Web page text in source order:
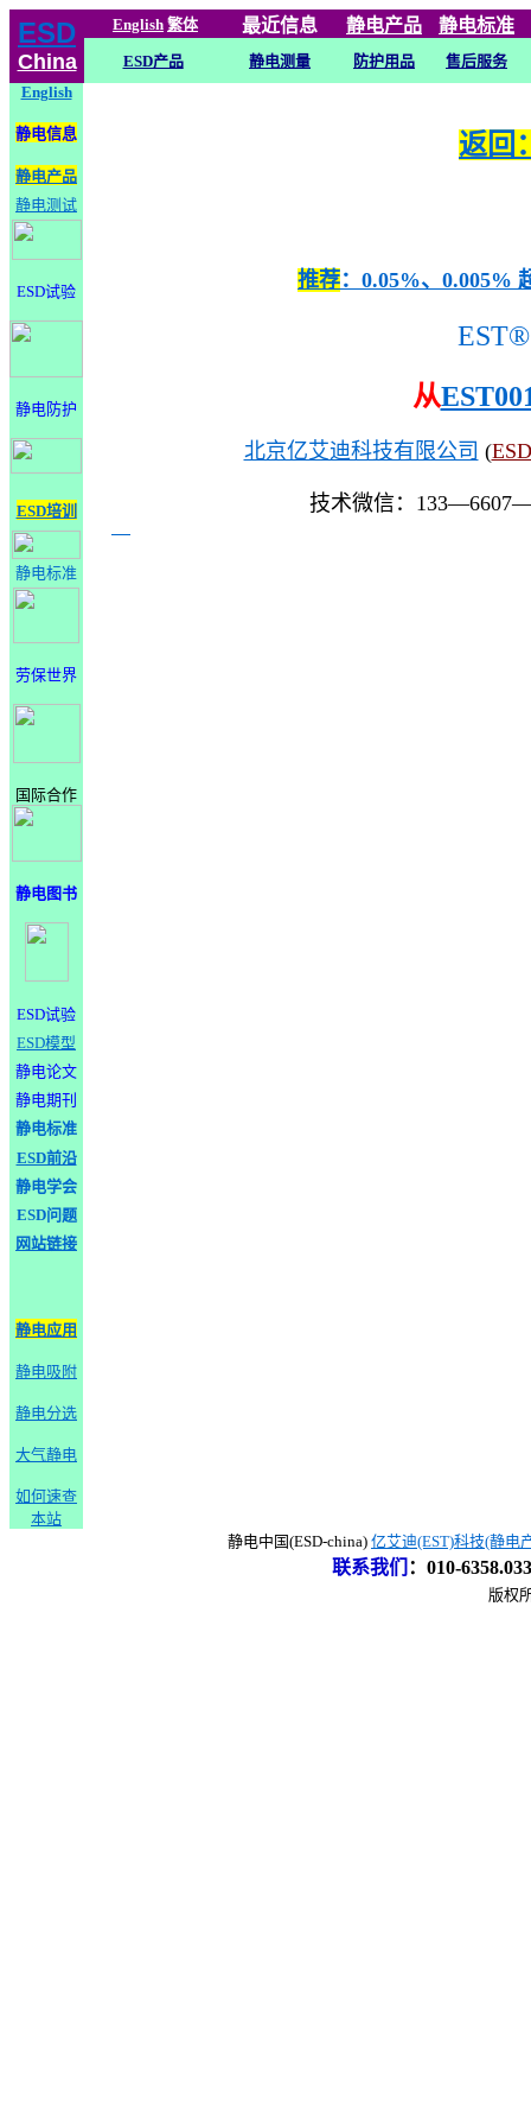
ESD
China
English 繁体 最近信息 静电产品 静电标准
ESD产品 静电测量 防护用品
售后服务
English
静电信息
静电产品
静电测试
ESD试验
静电防护
ESD培训
静电标准
劳保世界
国际合作
静电图书
ESD试验
ESD模型
静电论文
静电期刊
静电标准
ESD前沿
静电学会
ESD问题
网站链接
静电应用
静电吸附
静电分选
大气静电
如何速查
本站
返回
推荐：0.05%、0.005%
EST®
从
北京亿艾迪科技有限公司 (
技术微信：
静电中国(ESD-china) 亿艾迪(EST)科技(静电
联系我们 ： 010-
版权